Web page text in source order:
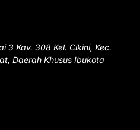
3 Kav. 308 Kel. Cikini, Kec.
Daerah Khusus Ibukota